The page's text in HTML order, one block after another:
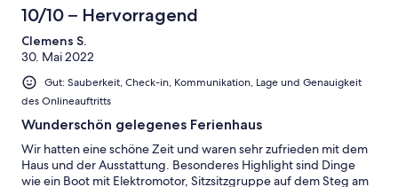
10/10 – Hervorragend
Clemens S.
30. Mai 2022
Gut: Sauberkeit, Check-in, Kommunikation, Lage und Genauigkeit
des Onlineauftritts
Wunderschön gelegenes Ferienhaus
Wir hatten eine schöne Zeit und waren sehr zufrieden mit dem
Haus und der Ausstattung. Besonderes Highlight sind Dinge
wie ein Boot mit Elektromotor, Sitzsitzgruppe auf dem Steg am